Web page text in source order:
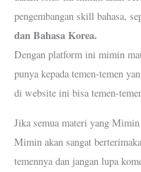
pengembangan skill bahasa,
dan Bahasa Korea.
Dengan platform ini mimin
punya kepada temen-temen
di website ini bisa temen-
Jika semua materi yang
Mimin akan sangat
temennya dan jangan lupa